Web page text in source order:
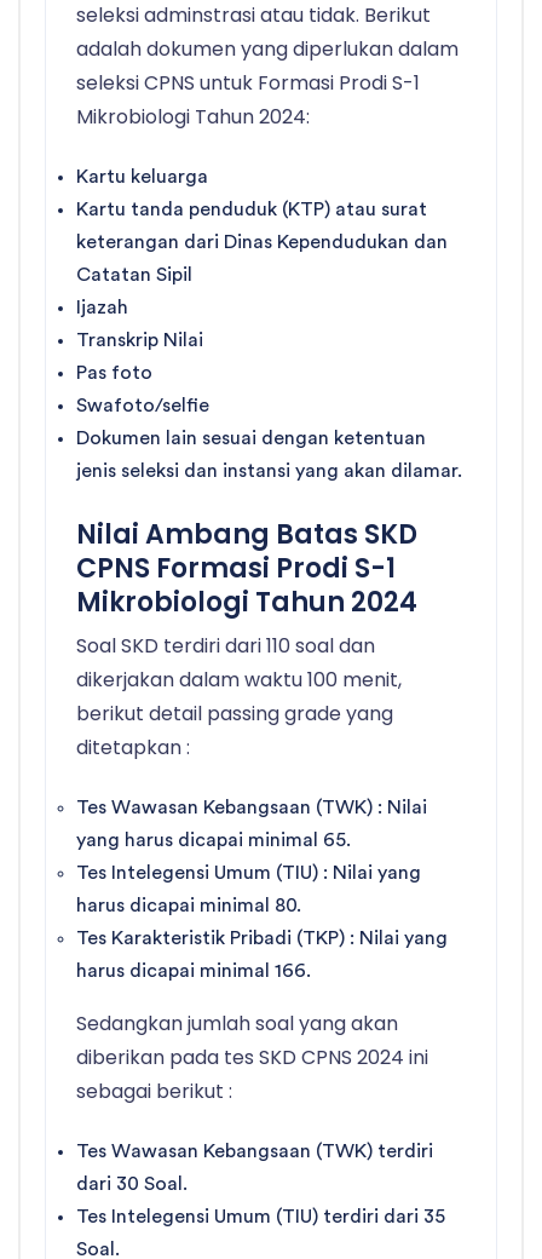
seleksi adminstrasi atau tidak. Berikut
adalah dokumen yang diperlukan dalam
seleksi CPNS untuk Formasi Prodi S-1
Mikrobiologi Tahun 2024:
Kartu keluarga
Kartu tanda penduduk (KTP) atau surat
keterangan dari Dinas Kependudukan dan
Catatan Sipil
Ijazah
Transkrip Nilai
Pas foto
Swafoto/selfie
Dokumen lain sesuai dengan ketentuan
jenis seleksi dan instansi yang akan dilamar.
Nilai Ambang Batas SKD
CPNS Formasi Prodi S-1
Mikrobiologi Tahun 2024
Soal SKD terdiri dari 110 soal dan
dikerjakan dalam waktu 100 menit,
berikut detail passing grade yang
ditetapkan :
Tes Wawasan Kebangsaan (TWK) : Nilai
yang harus dicapai minimal 65.
Tes Intelegensi Umum (TIU) : Nilai yang
harus dicapai minimal 80.
Tes Karakteristik Pribadi (TKP) : Nilai yang
harus dicapai minimal 166.
Sedangkan jumlah soal yang akan
diberikan pada tes SKD CPNS 2024 ini
sebagai berikut :
Tes Wawasan Kebangsaan (TWK) terdiri
dari 30 Soal.
Tes Intelegensi Umum (TIU) terdiri dari 35
Soal.